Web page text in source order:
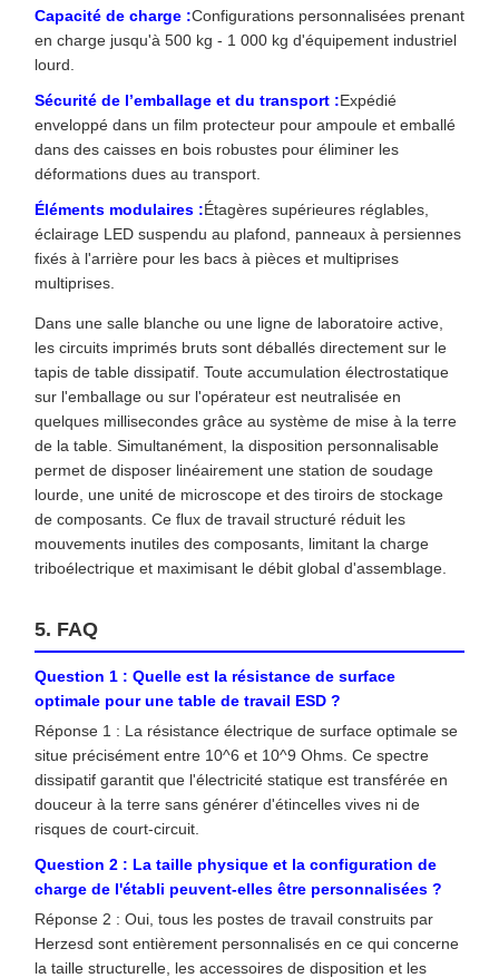
Capacité de charge :Configurations personnalisées prenant
en charge jusqu'à 500 kg - 1 000 kg d'équipement industriel
lourd.
Sécurité de l’emballage et du transport :Expédié
enveloppé dans un film protecteur pour ampoule et emballé
dans des caisses en bois robustes pour éliminer les
déformations dues au transport.
Éléments modulaires :Étagères supérieures réglables,
éclairage LED suspendu au plafond, panneaux à persiennes
fixés à l'arrière pour les bacs à pièces et multiprises
multiprises.
Dans une salle blanche ou une ligne de laboratoire active,
les circuits imprimés bruts sont déballés directement sur le
tapis de table dissipatif. Toute accumulation électrostatique
sur l'emballage ou sur l'opérateur est neutralisée en
quelques millisecondes grâce au système de mise à la terre
de la table. Simultanément, la disposition personnalisable
permet de disposer linéairement une station de soudage
lourde, une unité de microscope et des tiroirs de stockage
de composants. Ce flux de travail structuré réduit les
mouvements inutiles des composants, limitant la charge
triboélectrique et maximisant le débit global d'assemblage.
5. FAQ
Question 1 : Quelle est la résistance de surface
optimale pour une table de travail ESD ?
Réponse 1 : La résistance électrique de surface optimale se
situe précisément entre 10^6 et 10^9 Ohms. Ce spectre
dissipatif garantit que l'électricité statique est transférée en
douceur à la terre sans générer d'étincelles vives ni de
risques de court-circuit.
Question 2 : La taille physique et la configuration de
charge de l'établi peuvent-elles être personnalisées ?
Réponse 2 : Oui, tous les postes de travail construits par
Herzesd sont entièrement personnalisés en ce qui concerne
la taille structurelle, les accessoires de disposition et les